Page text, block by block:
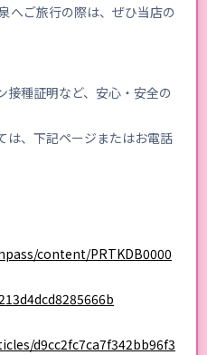
へご旅行の際は、ぜひ当店の
接種証明など、安心・安全の
は、下記ページまたはお電話
content/PRTKDB0000
d9cc2fc7ca7f342bb96f3